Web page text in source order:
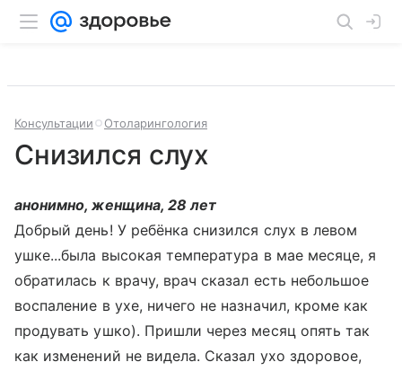
Консультации Отоларингология
Снизился слух
анонимно, женщина, 28 лет
Добрый день! У ребёнка снизился слух в левом
ушке...была высокая температура в мае месяце, я
обратилась к врачу, врач сказал есть небольшое
воспаление в ухе, ничего не назначил, кроме как
продувать ушко). Пришли через месяц опять так
как изменений не видела. Сказал ухо здоровое,